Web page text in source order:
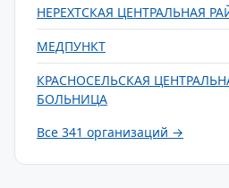
НЕРЕХТСКАЯ ЦЕНТРАЛЬНАЯ
МЕДПУНКТ
КРАСНОСЕЛЬСКАЯ
БОЛЬНИЦА
Все 341 организаций →